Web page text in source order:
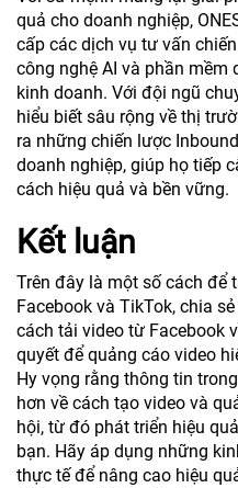
quả cho doanh nghiệp,
cấp các dịch vụ tư vấn
công nghệ AI và phần
kinh doanh. Với đội ngũ
hiểu biết sâu rộng về thị
ra những chiến lược
doanh nghiệp, giúp họ tiếp
cách hiệu quả và bền vững.
Kết luận
Trên đây là một số cách để
Facebook và TikTok, chia
cách tải video từ Facebook
quyết để quảng cáo video
Hy vọng rằng thông tin
hơn về cách tạo video và
hội, từ đó phát triển hiệu
bạn. Hãy áp dụng những
thực tế để nâng cao hiệu